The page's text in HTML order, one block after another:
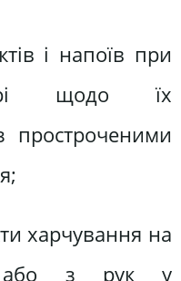
і напоїв при
щодо їх
простроченими
харчування на
або з рук у